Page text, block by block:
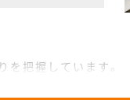
把握しています。